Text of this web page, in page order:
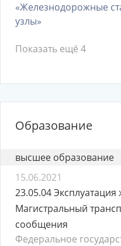
«Железнодорожные
узлы»
Показать ещё 4
Образование
высшее образование
15.06.2021
23.05.04
Магистральный
сообщения
Федеральное